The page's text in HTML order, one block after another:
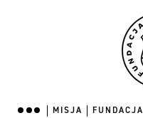
MISJA FUNDACJA